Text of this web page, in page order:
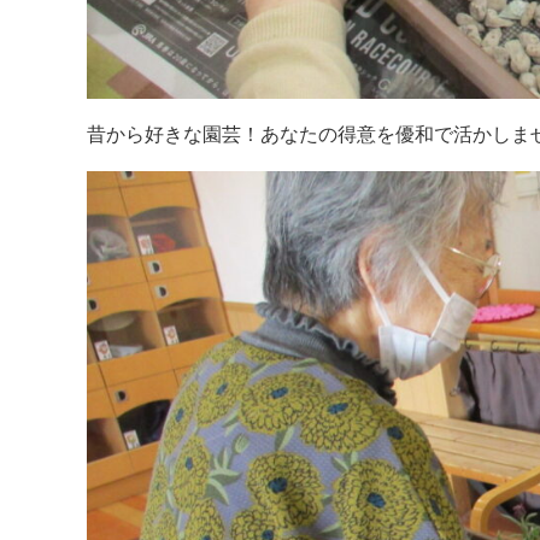
昔から好きな園芸！あなたの得意を優和で活かしま